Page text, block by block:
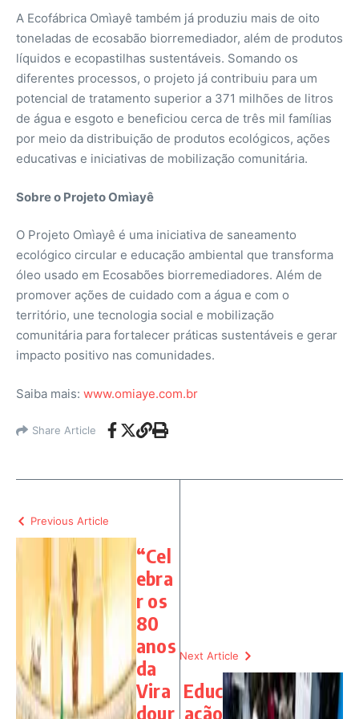
A Ecofábrica Omìayê também já produziu mais de oito
toneladas de ecosabão biorremediador, além de produtos
líquidos e ecopastilhas sustentáveis. Somando os
diferentes processos, o projeto já contribuiu para um
potencial de tratamento superior a 371 milhões de litros
de água e esgoto e beneficiou cerca de três mil famílias
por meio da distribuição de produtos ecológicos, ações
educativas e iniciativas de mobilização comunitária.
Sobre o Projeto Omìayê
O Projeto Omìayê é uma iniciativa de saneamento
ecológico circular e educação ambiental que transforma
óleo usado em Ecosabões biorremediadores. Além de
promover ações de cuidado com a água e com o
território, une tecnologia social e mobilização
comunitária para fortalecer práticas sustentáveis e gerar
impacto positivo nas comunidades.
Saiba mais: www.omiaye.com.br
Share Article
Previous Article
“Cel
ebra
r os
80
anos
da
Vira
dour
Next Article
Educ
ação